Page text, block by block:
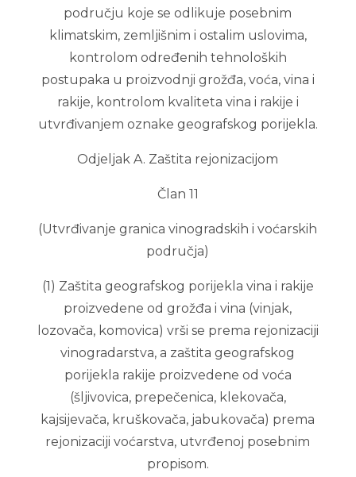
području koje se odlikuje posebnim
klimatskim, zemljišnim i ostalim uslovima,
kontrolom određenih tehnoloških
postupaka u proizvodnji grožđa, voća, vina i
rakije, kontrolom kvaliteta vina i rakije i
utvrđivanjem oznake geografskog porijekla.
Odjeljak A. Zaštita rejonizacijom
Član 11
(Utvrđivanje granica vinogradskih i voćarskih
područja)
(1) Zaštita geografskog porijekla vina i rakije
proizvedene od grožđa i vina (vinjak,
lozovača, komovica) vrši se prema rejonizaciji
vinogradarstva, a zaštita geografskog
porijekla rakije proizvedene od voća
(šljivovica, prepečenica, klekovača,
kajsijevača, kruškovača, jabukovača) prema
rejonizaciji voćarstva, utvrđenoj posebnim
propisom.